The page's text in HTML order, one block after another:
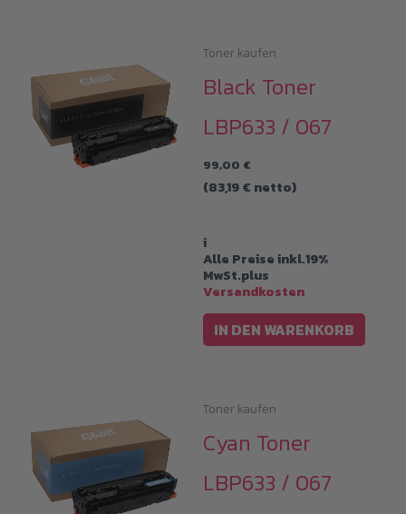
Toner kaufen
Black Toner
LBP633 / 067
99,00 €
(83,19€ netto)
i
Alle Preise inkl.19%
MwSt.plus
Versandkosten
IN DEN WARENKORB
Toner kaufen
Cyan Toner
LBP633 / 067